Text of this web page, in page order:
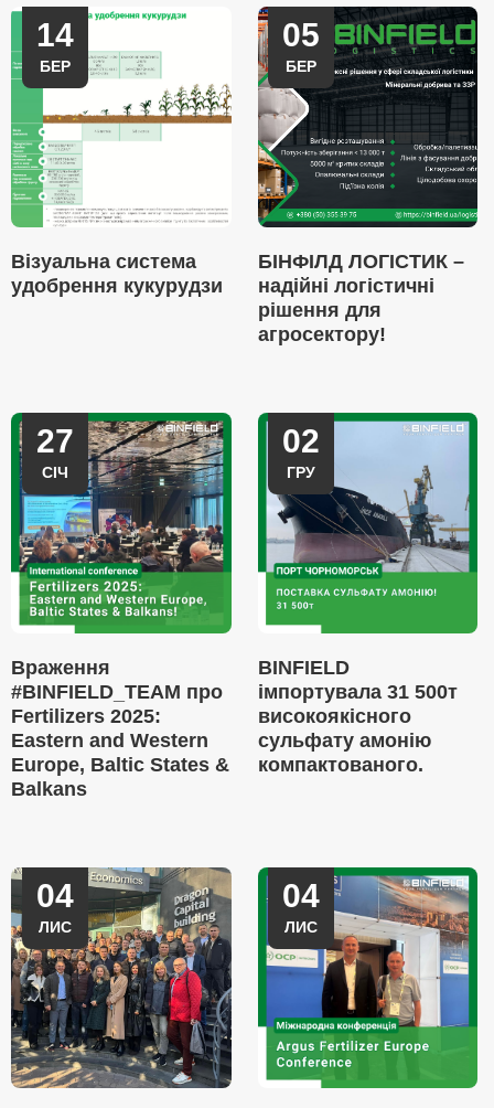
14
БЕР
Візуальна система
удобрення кукурудзи
05
БЕР
БІНФІЛД ЛОГІСТИК –
надійні логістичні
рішення для
агросектору!
27
СІЧ
Враження
#BINFIELD_TEAM про
Fertilizers 2025:
Eastern and Western
Europe, Baltic States &
Balkans
02
ГРУ
BINFIELD
імпортувала 31 500т
високоякісного
сульфату амонію
компактованого.
04
ЛИС
04
ЛИС